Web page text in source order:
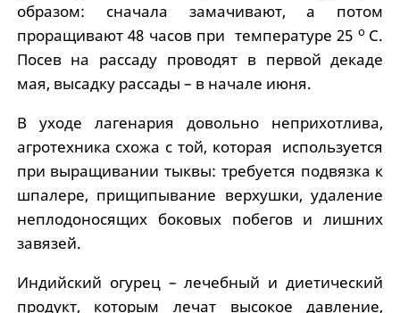
образом: сначала замачивают, а потом
проращивают 48 часов при температуре 25 о С.
Посев на рассаду проводят в первой декаде
мая, высадку рассады – в начале июня.
В уходе лагенария довольно неприхотлива,
агротехника схожа с той, которая используется
при выращивании тыквы: требуется подвязка к
шпалере, прищипывание верхушки, удаление
неплодоносящих боковых побегов и лишних
завязей.
Индийский огурец – лечебный и диетический
продукт, которым лечат высокое давление,